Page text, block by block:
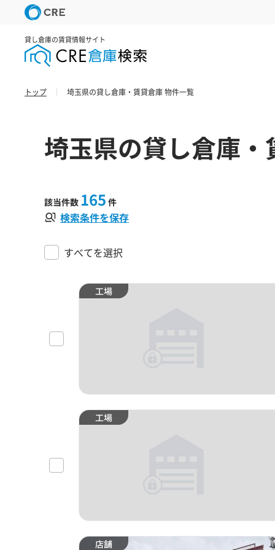
貸し倉庫の賃貸情報サイト
トップ 埼玉県の貸し倉庫・賃貸倉庫 物件一覧
埼玉県の貸し倉庫
該当件数 165 件
検索条件を保存
すべてを選択
工場
工場
店舗